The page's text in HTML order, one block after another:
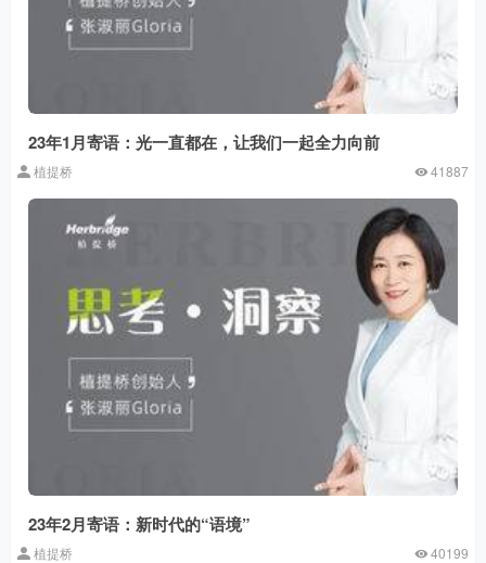
23年1月寄语：光一直都在，让我们一起全力向前
植提桥 41887
23年2月寄语：新时代的“语境”
植提桥 40199